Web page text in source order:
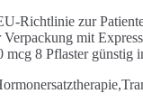
Richtlinie zur
mit
8 Pflaster